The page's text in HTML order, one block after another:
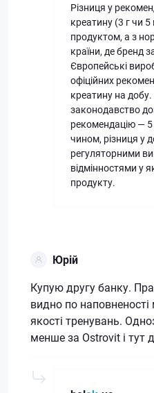
Різниця у
креатину (3 г чи
продуктом, а з
країни, де бренд
Європейські
офіційних
креатину на
законодавство
рекомендацію —
чином, різниця у
регуляторними
відмінностями у
продукту.
Юрій
Купую другу банку.
видно по
якості тренувань.
менше за Ostrovit і тут